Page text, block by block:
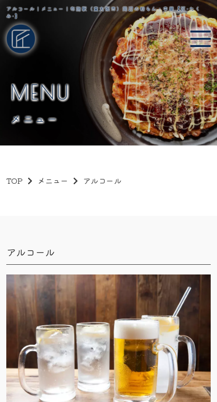
アルコール｜メニュー｜布施駅（東大阪市）周辺の粉もん・中華【匠-たく
み-】
MENU
メニュー
TOP メニュー アルコール
アルコール